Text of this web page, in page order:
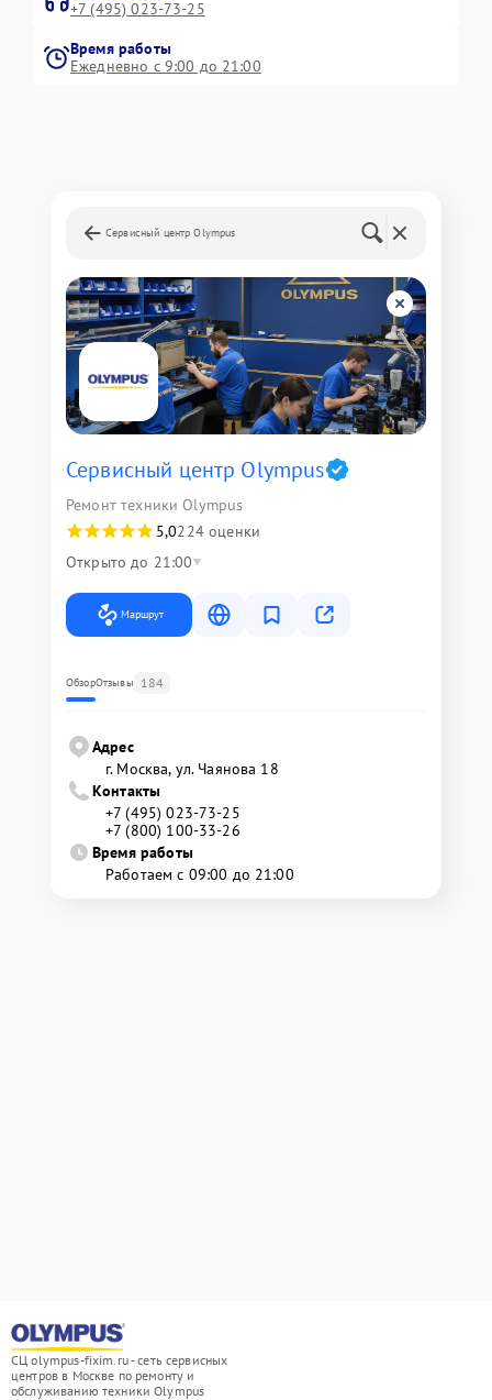
+7 (495) 023-73-25
Время работы
Ежедневно с 9:00 до 21:00
Сервисный центр Olympus
Сервисный центр Olympus
Ремонт техники Olympus
5,0224 оценки
Открыто до 21:00
Маршрут
ОбзорОтзывы 184
Адрес
г. Москва, ул. Чаянова 18
Контакты
+7 (495) 023-73-25
+7 (800) 100-33-26
Время работы
Работаем с 09:00 до 21:00
СЦ olympus-fixim.ru - сеть сервисных
центров в Москве по ремонту и
обслуживанию техники Olympus